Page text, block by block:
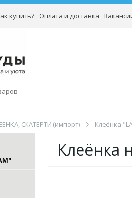
купить? Оплата и доставка
СКАТЕРТИ (импорт) Клеёнка
Клеёнка